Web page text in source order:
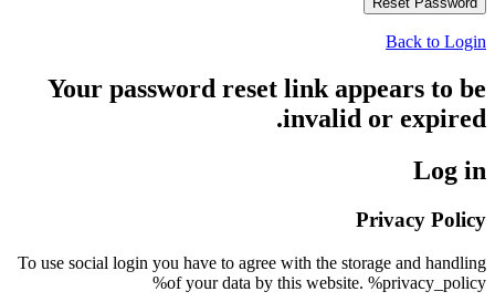
Back to Login
Your password reset link appears to be
invalid or expired.
Log in
Privacy Policy
To use social login you have to agree with the storage and handling
of your data by this website. %privacy_policy%